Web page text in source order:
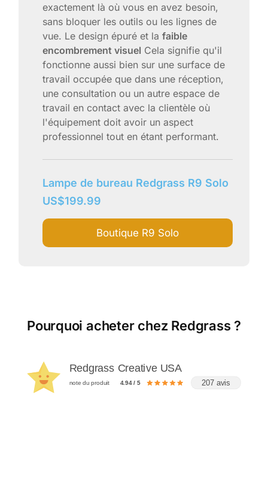
exactement là où vous en avez besoin,
sans bloquer les outils ou les lignes de
vue. Le design épuré et la faible
encombrement visuel Cela signifie qu'il
fonctionne aussi bien sur une surface de
travail occupée que dans une réception,
une consultation ou un autre espace de
travail en contact avec la clientèle où
l'équipement doit avoir un aspect
professionnel tout en étant performant.
Lampe de bureau Redgrass R9 Solo
US$199.99
Boutique R9 Solo
Pourquoi acheter chez Redgrass ?
Redgrass Creative USA
note du produit 4.94 / 5 207 avis